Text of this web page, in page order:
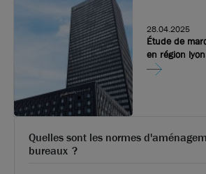
80 m²non divisibles
130€ m²/an HT HC
28.04.2025
Étude de
en région
Quelles sont les normes
bureaux ?